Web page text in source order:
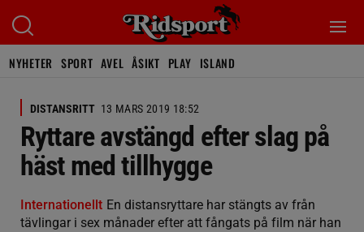
NYHETER SPORT AVEL ÅSIKT PLAY ISLAND
DISTANSRITT 13 MARS 2019 18:52
Ryttare avstängd efter slag på
häst med tillhygge
Internationellt En distansryttare har stängts av från
tävlingar i sex månader efter att fångats på film när han